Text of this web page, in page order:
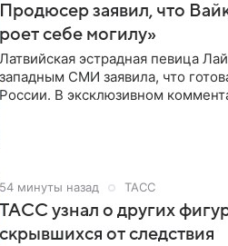
Продюсер заявил, что
роет себе могилу»
Латвийская эстрадная певица
западным СМИ заявила, что
России. В эксклюзивном
54 минуты назад ТАСС
ТАСС узнал о других
скрывшихся от следствия